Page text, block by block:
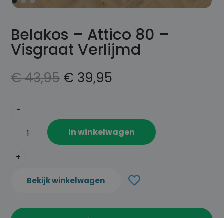
Belakos – Attico 80 –
Visgraat Verlijmd
€43,95 € 39,95
In winkelwagen
Bekijk winkelwagen
T